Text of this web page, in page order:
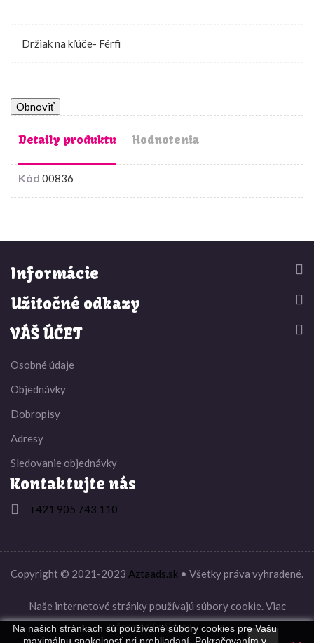
Na našich stránkach sú používané súbory cookies pre Vašu
Držiak na kľúče- Férfi
Detaily produktu Hodnotenia
Kód 00836
Informácie 

Užitočné odkazy 

VÁŠ ÚČET 

Osobné údaje
Objednávky
Dobropisy
Adresy
Sledovanie objednávky
Kontaktujte nás
 +421 905 743 110
Copyright © 2021-2023 Aztaads.sk • Všetky práva vyhradené.
Naše internetové stránky používajú súbory cookie. Viac
informácií nájdetetu.